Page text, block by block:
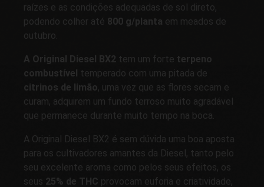
raízes e as condições adequadas de sol direto,
podendo colher até 800 g/planta em meados de
outubro.
A Original Diesel BX2 tem um forte terpeno
combustível temperado com uma pitada de
citrinos de limão, uma vez que as flores secam e
curam, adquirem um fundo terroso muito agradável
que permanece durante muito tempo na boca.
A Original Diesel BX2 é sem dúvida uma boa aposta
para os cultivadores amantes da Diesel, tanto pelo
seu excelente aroma como pelos seus efeitos, os
seus 25% de THC provocam euforia e criatividade,